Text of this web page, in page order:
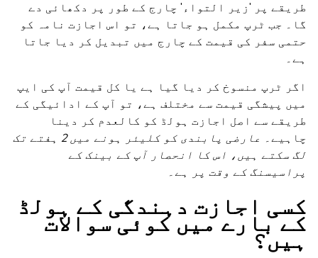
طریقے پر 'زیر التواء' چارج کے طور پر دکھائی دے
گا۔ جب ٹرپ مکمل ہو جاتا ہے، تو اس اجازت نامہ کو
حتمی سفر کی قیمت کے چارج میں تبدیل کر دیا جاتا
ہے۔
اگر ٹرپ منسوخ کر دیا گیا ہے یا کل قیمت آپ کی ایپ
میں پیشگی قیمت سے مختلف ہے، تو آپ کے ادائیگی کے
طریقے سے اصل اجازت ہولڈ کو کالعدم کر دینا
چاہیے۔
عارضی پابندی کو کلیئر ہونے میں 2 ہفتے تک
لگ سکتے ہیں، اس کا انحصار آپ کے بینک کے
پراسیسنگ کے وقت پر ہے۔
کسی اجازت دہندگی کے ہولڈ
کے بارے میں کوئی سوالات
ہیں؟